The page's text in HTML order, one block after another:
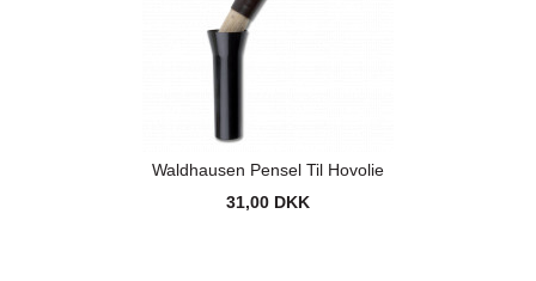
Waldhausen Pensel Til Hovolie
31,00 DKK